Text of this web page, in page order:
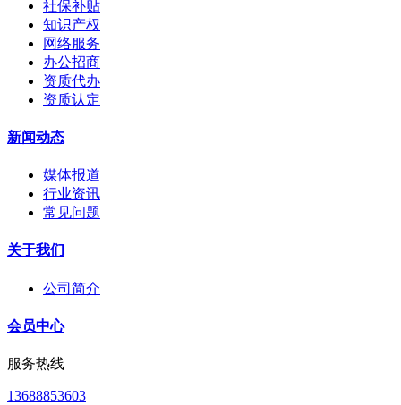
社保补贴
知识产权
网络服务
办公招商
资质代办
资质认定
新闻动态
媒体报道
行业资讯
常见问题
关于我们
公司简介
会员中心
服务热线
13688853603